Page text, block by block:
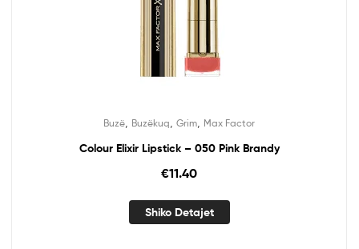
Buzë Buzëkuq Grim Max Factor
Colour Elixir Lipstick – 050 Pink Brandy
€11.40
Shiko Detajet